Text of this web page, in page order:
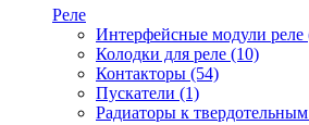
Реле
Интерфейсные модули реле
Колодки для реле (10)
Контакторы (54)
Пускатели (1)
Радиаторы к